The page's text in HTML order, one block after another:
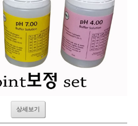
상세보기